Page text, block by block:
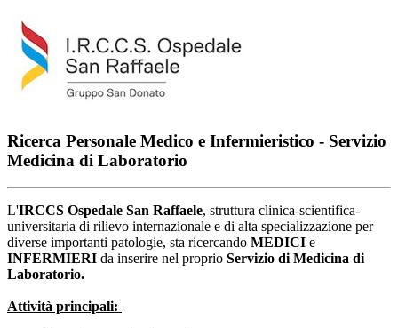
Ricerca Personale Medico e Infermieristico - Servizio
Medicina di Laboratorio
L'IRCCS Ospedale San Raffaele, struttura clinica-scientifica-
universitaria di rilievo internazionale e di alta specializzazione per
diverse importanti patologie, sta ricercando MEDICI e
INFERMIERI da inserire nel proprio Servizio di Medicina di
Laboratorio.
Attività principali: